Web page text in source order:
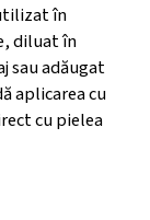
în
diluat în
sau adăugat
aplicarea cu
cu pielea